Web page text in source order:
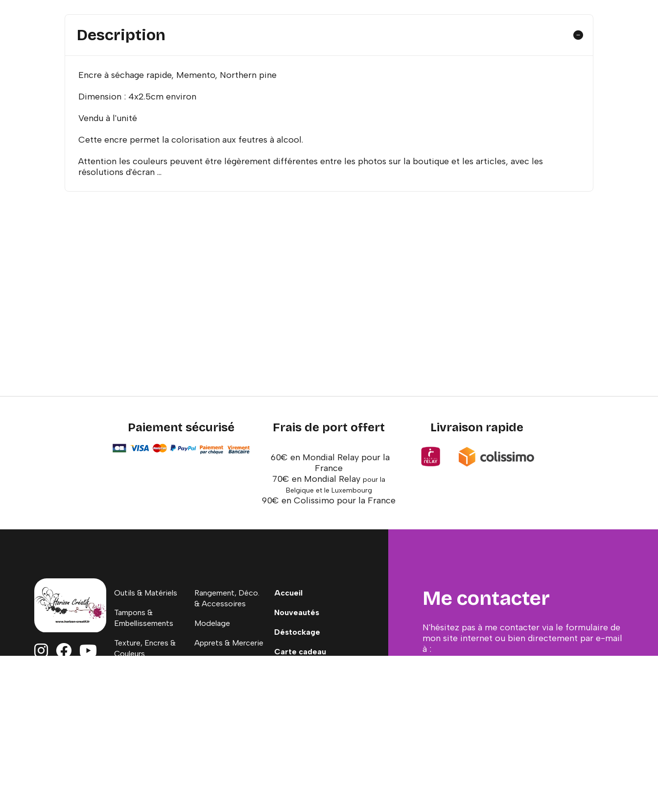
Description
Encre à séchage rapide, Memento, Northern pine
Dimension : 4x2.5cm environ
Vendu à l'unité
Cette encre permet la colorisation aux feutres à alcool.
Attention les couleurs peuvent être légèrement différentes entre les photos sur la boutique et les articles, avec les
résolutions d'écran ...
Paiement sécurisé Frais de port offert
60€ en Mondial Relay pour la
France
70€ en Mondial Relaypour la
Belgique et le Luxembourg
90€ en Colissimo pour la France
Livraison rapide
  
Outils & Matériels
Tampons &
Embellissements
Texture, Encres &
Couleurs
Rangement, Déco.
& Accessoires
Modelage
Apprets & Mercerie
Accueil
Nouveautés
Déstockage
Carte cadeau
Me contacter
N'hésitez pas à me contacter via le formulaire de
mon site internet ou bien directement par e-mail
à :